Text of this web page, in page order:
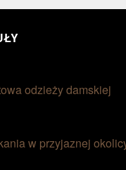
odzieży damskiej
w przyjaznej